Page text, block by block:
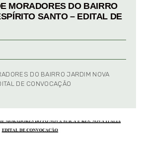
MORADORES DO BAIRRO
SANTO – EDITAL DE
DO BAIRRO JARDIM NOVA
DE CONVOCAÇÃO